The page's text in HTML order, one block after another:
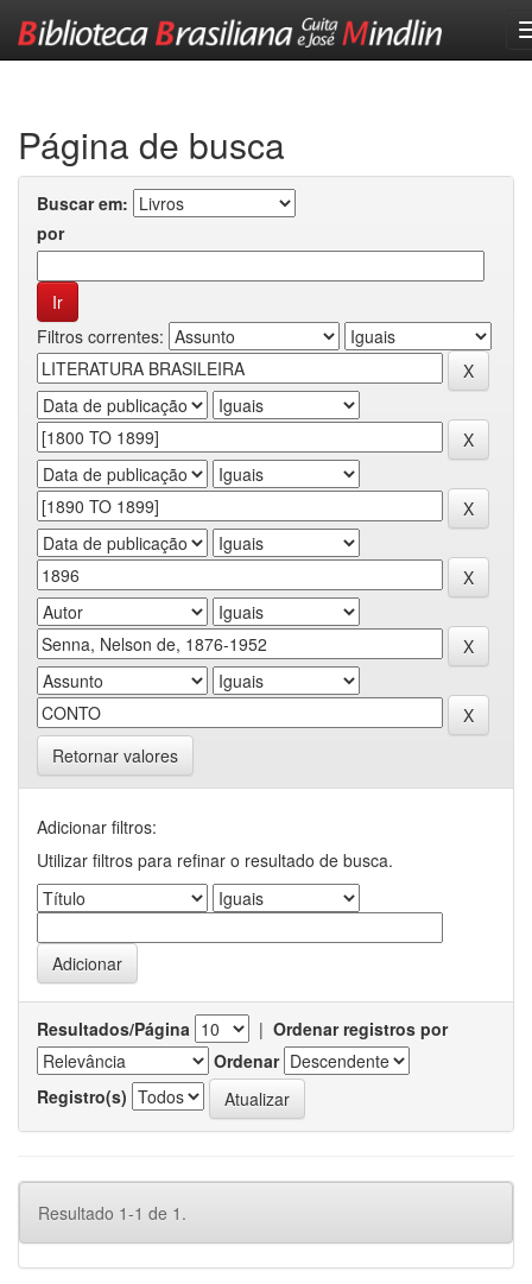
Página de busca
Buscar em:
por
Filtros correntes:
Retornar valores
Adicionar filtros:
Utilizar filtros para refinar o resultado de busca.
Resultados/Página | Ordenar registros por
Ordenar
Registro(s)
Resultado 1-1 de 1.